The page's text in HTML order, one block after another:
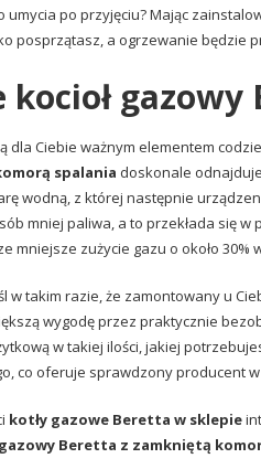
umycia po przyjęciu? Mając
posprzątasz, a ogrzewanie będzie
kocioł
dla Ciebie ważnym elementem
spalania doskonale
wodną, z której następnie
mniej paliwa, a to przekłada się
mniejsze zużycie gazu o około
w takim razie, że zamontowany u
wygodę przez praktycznie
w takiej ilości, jakiej
co oferuje sprawdzony producent
kotły gazowe Beretta w sklepie
Beretta z zamkniętą